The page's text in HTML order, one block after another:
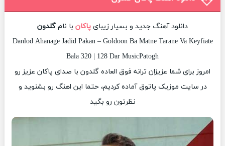
دانلود آهنگ جدید و بسیار زیبای پاکان با نام گلدون
Danlod Ahanage Jadid Pakan – Goldoon Ba Matne Tarane Va Keyfiate
Bala 320 | 128 Dar MusicPatogh
امروز برای شما عزیزان ترانه فوق العاده گلدون با صدای پاکان عزیز رو
در سایت موزیک پاتوق آماده کردیم، حتما این اهنگ رو بشنوید و
نظرتون رو بگید